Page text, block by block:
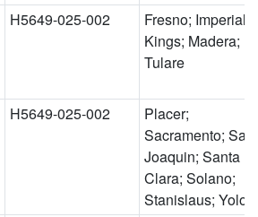
H5649-025-002
Fresno; Imperial;
Kings; Madera;
Tulare
H5649-025-002
Placer;
Sacramento; San
Joaquin; Santa
Clara; Solano;
Stanislaus; Yolo